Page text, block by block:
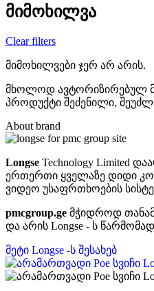
მიმოხილვა
Clear filters
მიმოხილვები ჯერ არ არის.
მხოლოდ ავტორიზირებულ
პროდუქტი შეძენილი,
About brand
Longse Technology Limited
ერთერთი ყველაზე დიდი
ვიდეო უსაფრთხოების
pmcgroup.ge მჭიდროდ
და არის Longse - ს
მეტი Longse -ს შესახებ